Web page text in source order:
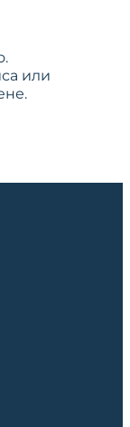
или